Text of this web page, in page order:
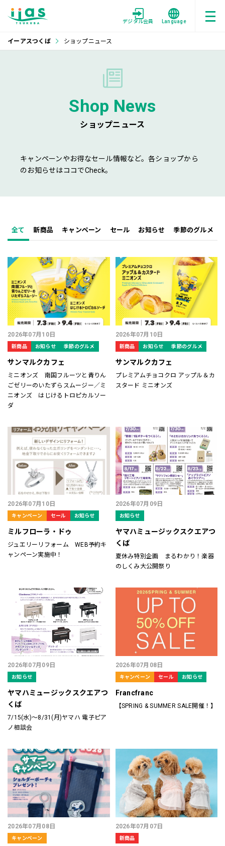
デジタル会員 Language
イーアスつくば ショップニュース
Shop News
ショップニュース
キャンペーンやお得なセール情報など。各ショップから
のお知らせはココでCheck。
全て 新商品 キャンペーン セール お知らせ 季節のグルメ
2026年07月10日
新商品 お知らせ 季節のグルメ
サンマルクカフェ
ミニオンズ 南国フルーツと青りん
ごゼリーのいたずらスムージー​／ミ
ニオンズ はじけるトロピカルソー
ダ
2026年07月10日
新商品 お知らせ 季節のグルメ
サンマルクカフェ
プレミアムチョコクロ アップル＆カ
スタード ミニオンズ
2026年07月10日
キャンペーン セール お知らせ
ミルフローラ・ドゥ
ジュエリーリフォーム WEB予約キ
ャンペーン実施中！
2026年07月09日
お知らせ
ヤマハミュージックスクエアつ
くば
夏休み特別企画 まるわかり！楽器
のしくみ大公開祭り
2026年07月09日
お知らせ
ヤマハミュージックスクエアつ
くば
7/15(水)～8/31(月)ヤマハ 電子ピア
ノ相談会
2026年07月08日
キャンペーン セール お知らせ
Francfranc
【SPRING & SUMMER SALE開催！】
2026年07月08日
キャンペーン
2026年07月07日
新商品